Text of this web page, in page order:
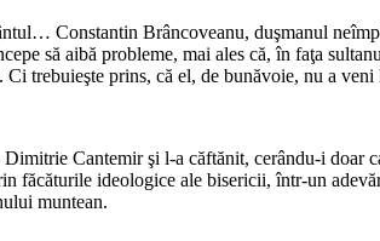
Constantin Brâncoveanu, duşmanul
să aibă probleme, mai ales că, în faţa
trebuieşte prins, că el, de bunăvoie, nu a
Cantemir şi l-a căftănit, cerându-i
făcăturile ideologice ale bisericii, într-un
muntean.